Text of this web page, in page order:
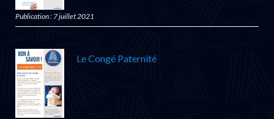
Publication : 7 juillet 2021
Le Congé Paternité